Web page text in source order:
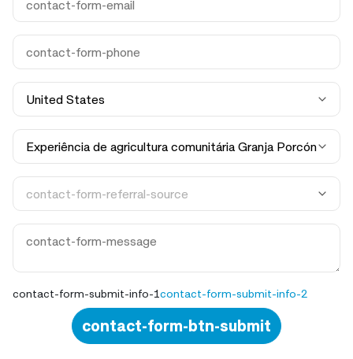
contact-form-submit-info-1contact-form-submit-info-2
contact-form-btn-submit